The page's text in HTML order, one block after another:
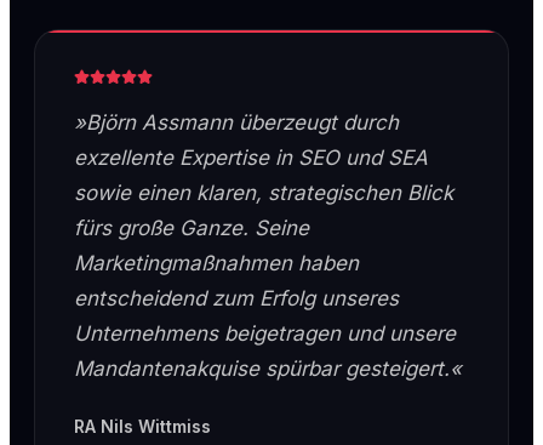
»Björn Assmann überzeugt durch
exzellente Expertise in SEO und SEA
sowie einen klaren, strategischen Blick
fürs große Ganze. Seine
Marketingmaßnahmen haben
entscheidend zum Erfolg unseres
Unternehmens beigetragen und unsere
Mandantenakquise spürbar gesteigert.«
RA Nils Wittmiss